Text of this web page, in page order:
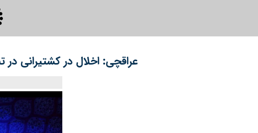
عراقچی: اخلال در کشتیرانی